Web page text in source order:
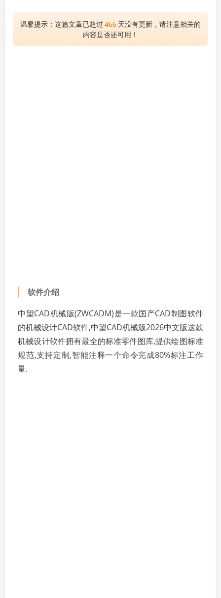
温馨提示：这篇文章已超过 466 天没有更新，请注意相关的
内容是否还可用！
软件介绍
中望CAD机械版(ZWCADM)是一款国产CAD制图软件
的机械设计CAD软件,中望CAD机械版2026中文版这款
机械设计软件拥有最全的标准零件图库,提供绘图标准
规范,支持定制,智能注释一个命令完成80%标注工作
量.